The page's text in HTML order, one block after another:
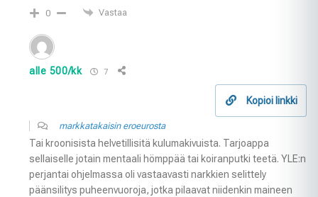
0 Vastaa
alle 500/kk 7
Kopioi linkki
markkatakaisin eroeurosta
Tai kroonisista helvetillisitä kulumakivuista. Tarjoappa
sellaiselle jotain mentaali hömppää tai koiranputki teetä. YLE:n
perjantai ohjelmassa oli vastaavasti narkkien selittely
päänsilitys puheenvuoroja, jotka pilaavat niidenkin maineen